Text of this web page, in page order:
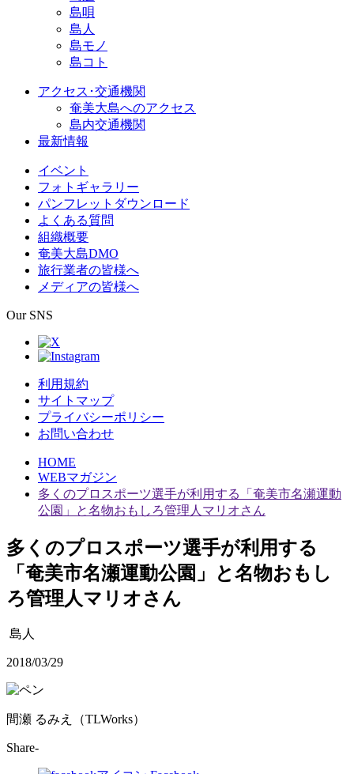
島唄
島人
島モノ
島コト
アクセス･交通機関
奄美大島へのアクセス
島内交通機関
最新情報
イベント
フォトギャラリー
パンフレットダウンロード
よくある質問
組織概要
奄美大島DMO
旅行業者の皆様へ
メディアの皆様へ
Our SNS
利用規約
サイトマップ
プライバシーポリシー
お問い合わせ
HOME
WEBマガジン
多くのプロスポーツ選手が利用する「奄美市名瀬運動
公園」と名物おもしろ管理人マリオさん
多くのプロスポーツ選手が利用する
「奄美市名瀬運動公園」と名物おもし
ろ管理人マリオさん
島人
2018/03/29
間瀬 るみえ（TLWorks）
Share-